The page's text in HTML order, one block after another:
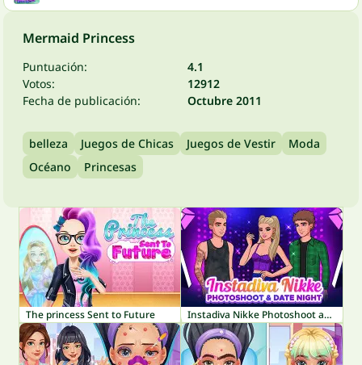
Mermaid Princess
Puntuación:
4.1
Votos:
12912
Fecha de publicación:
Octubre 2011
belleza Juegos de Chicas Juegos de Vestir
Moda
Océano
Princesas
The princess Sent to Future Instadiva Nikke Photoshoot and Date Night